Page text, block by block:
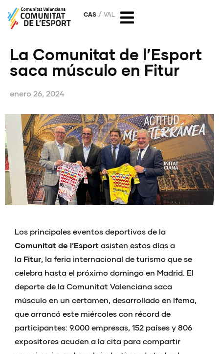
CAS VAL
La Comunitat de l’Esport
saca músculo en Fitur
enero 26, 2024
Los principales eventos deportivos de la
Comunitat de l’Esport asisten estos días a
la Fitur, la feria internacional de turismo que se
celebra hasta el próximo domingo en Madrid. El
deporte de la Comunitat Valenciana saca
músculo en un certamen, desarrollado en Ifema,
que arrancó este miércoles con récord de
participantes: 9.000 empresas, 152 países y 806
expositores acuden a la cita para compartir